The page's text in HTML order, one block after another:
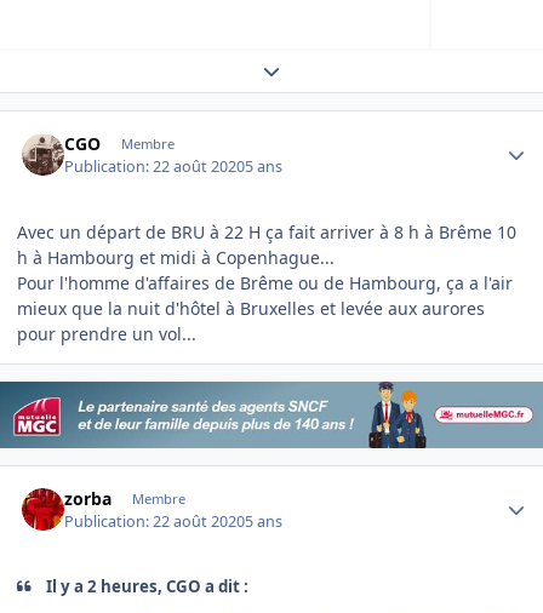
Expand topic overview
CGO Membre
Publication:22 août 20205 ans
Avec un départ de BRU à 22 H ça fait arriver à 8 h à Brême 10
h à Hambourg et midi à Copenhague...
Pour l'homme d'affaires de Brême ou de Hambourg, ça a l'air
mieux que la nuit d'hôtel à Bruxelles et levée aux aurores
pour prendre un vol...
zorba Membre
Publication:22 août 20205 ans
Il y a 2 heures, CGO a dit :